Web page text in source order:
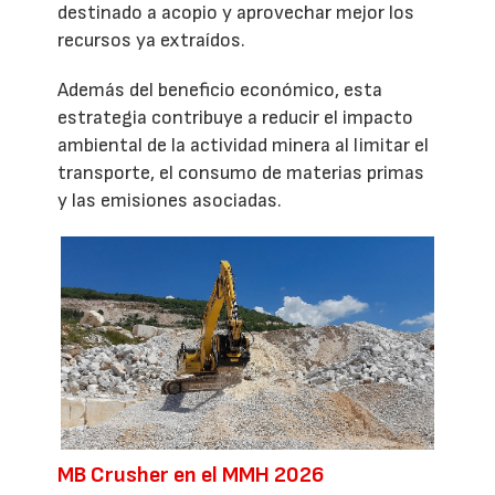
destinado a acopio y aprovechar mejor los
recursos ya extraídos.
Además del beneficio económico, esta
estrategia contribuye a reducir el impacto
ambiental de la actividad minera al limitar el
transporte, el consumo de materias primas
y las emisiones asociadas.
MB Crusher en el MMH 2026